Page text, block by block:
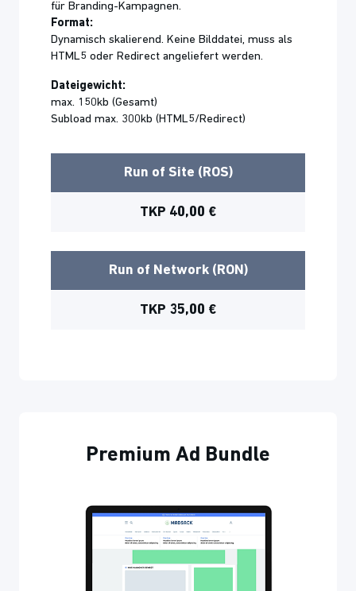
für Branding-Kampagnen.
Format:
Dynamisch skalierend. Keine Bilddatei, muss als
HTML5 oder Redirect angeliefert werden.
Dateigewicht:
max. 150kb (Gesamt)
Subload max. 300kb (HTML5/Redirect)
Run of Site (ROS)
TKP 40,00 €
Run of Network (RON)
TKP 35,00 €
Premium Ad Bundle